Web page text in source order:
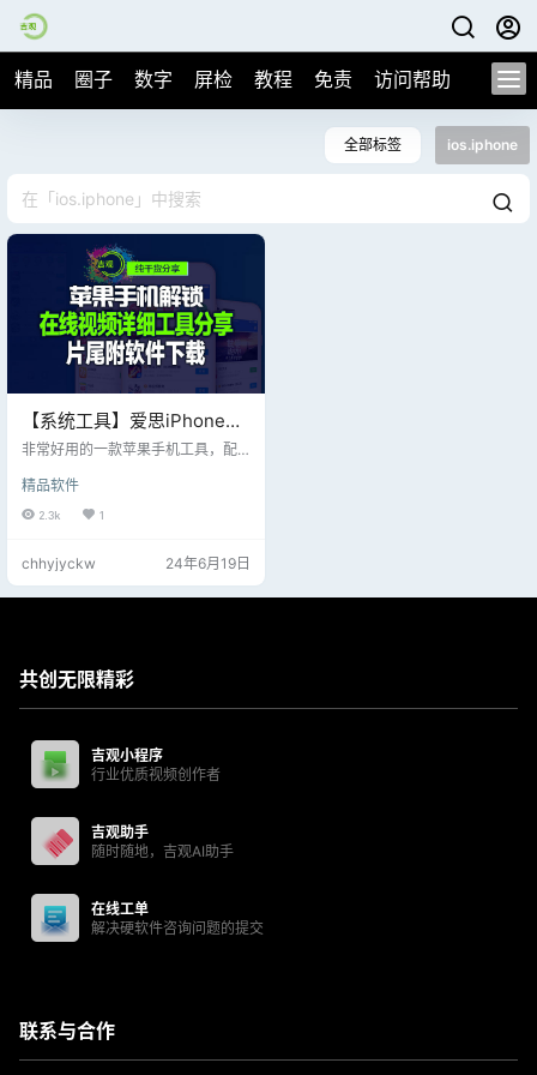
精品 圈子 数字 屏检 教程 免责 访问帮助
全部标签 ios.iphone
【系统工具】爱思iPhone解
锁【Aiseesoft iPhone
姐】0502更新中
非常好用的一款苹果手机工具，配
的！iPhone Unlocker 2.0.56最新版
精品软件
2.3k 1
chhyjyckw 24年6月19日
共创无限精彩
吉观小程序
行业优质视频创作者
吉观助手
随时随地，吉观AI助手
在线工单
解决硬软件咨询问题的提交
联系与合作